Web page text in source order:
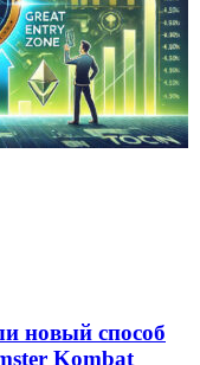
новый способ
Kombat